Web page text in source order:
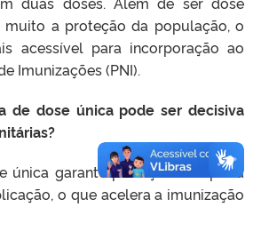
a proteção da população, o
acessível para incorporação ao
Imunizações (PNI).
de dose única pode ser decisiva
única garante proteção completa
o que acelera a imunização